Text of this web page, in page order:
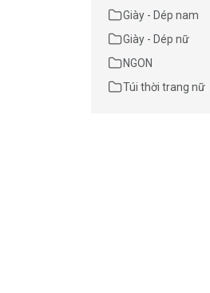
Giày - Dép nam
Giày - Dép nữ
NGON
Túi thời trang nữ